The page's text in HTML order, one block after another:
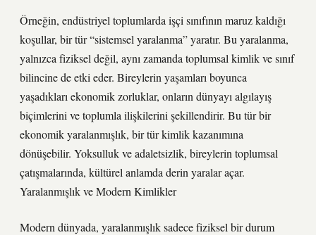
Örneğin, endüstriyel toplumlarda işçi sınıfının maruz kaldığı
koşullar, bir tür “sistemsel yaralanma” yaratır. Bu yaralanma,
yalnızca fiziksel değil, aynı zamanda toplumsal kimlik ve sınıf
bilincine de etki eder. Bireylerin yaşamları boyunca
yaşadıkları ekonomik zorluklar, onların dünyayı algılayış
biçimlerini ve toplumla ilişkilerini şekillendirir. Bu tür bir
ekonomik yaralanmışlık, bir tür kimlik kazanımına
dönüşebilir. Yoksulluk ve adaletsizlik, bireylerin toplumsal
çatışmalarında, kültürel anlamda derin yaralar açar.
Yaralanmışlık ve Modern Kimlikler
Modern dünyada, yaralanmışlık sadece fiziksel bir durum